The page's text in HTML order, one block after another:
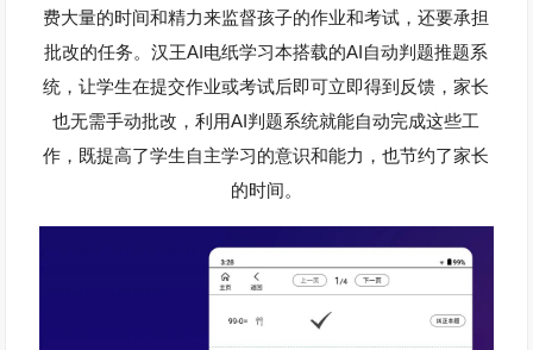
费大量的时间和精力来监督孩子的作业和考试，还要承担
批改的任务。汉王AI电纸学习本搭载的AI自动判题推题系
统，让学生在提交作业或考试后即可立即得到反馈，家长
也无需手动批改，利用AI判题系统就能自动完成这些工
作，既提高了学生自主学习的意识和能力，也节约了家长
的时间。